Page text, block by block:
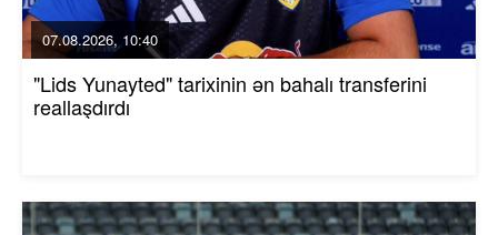
07.08.2026, 10:40
"Lids Yunayted" tarixinin ən bahalı transferini
reallaşdırdı